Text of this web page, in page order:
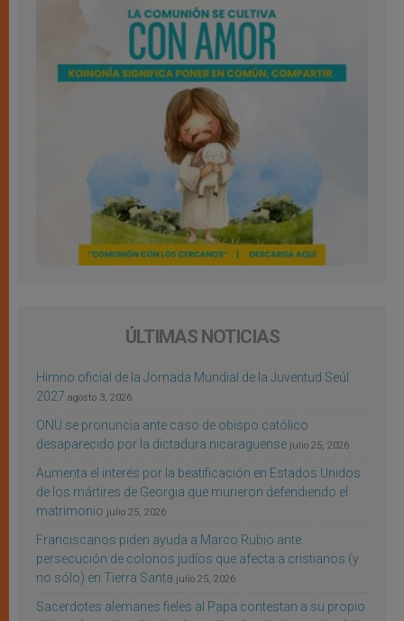
ÚLTIMAS NOTICIAS
Himno oficial de la Jornada Mundial de la Juventud Seúl
2027 agosto 3, 2026
ONU se pronuncia ante caso de obispo católico
desaparecido por la dictadura nicaragüense julio 25, 2026
Aumenta el interés por la beatificación en Estados Unidos
de los mártires de Georgia que murieron defendiendo el
matrimonio julio 25, 2026
Franciscanos piden ayuda a Marco Rubio ante
persecución de colonos judíos que afecta a cristianos (y
no sólo) en Tierra Santa julio 25, 2026
Sacerdotes alemanes fieles al Papa contestan a su propio